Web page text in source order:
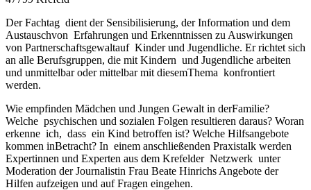
Der Fachtag dient der Sensibilisierung, der Information und dem
Austauschvon Erfahrungen und Erkenntnissen zu Auswirkungen
von Partnerschaftsgewaltauf Kinder und Jugendliche. Er richtet sich
an alle Berufsgruppen, die mit Kindern und Jugendliche arbeiten
und unmittelbar oder mittelbar mit diesemThema konfrontiert
werden.
Wie empfinden Mädchen und Jungen Gewalt in derFamilie?
Welche psychischen und sozialen Folgen resultieren daraus? Woran
erkenne ich, dass ein Kind betroffen ist? Welche Hilfsangebote
kommen inBetracht? In einem anschließenden Praxistalk werden
Expertinnen und Experten aus dem Krefelder Netzwerk unter
Moderation der Journalistin Frau Beate Hinrichs Angebote der
Hilfen aufzeigen und auf Fragen eingehen.